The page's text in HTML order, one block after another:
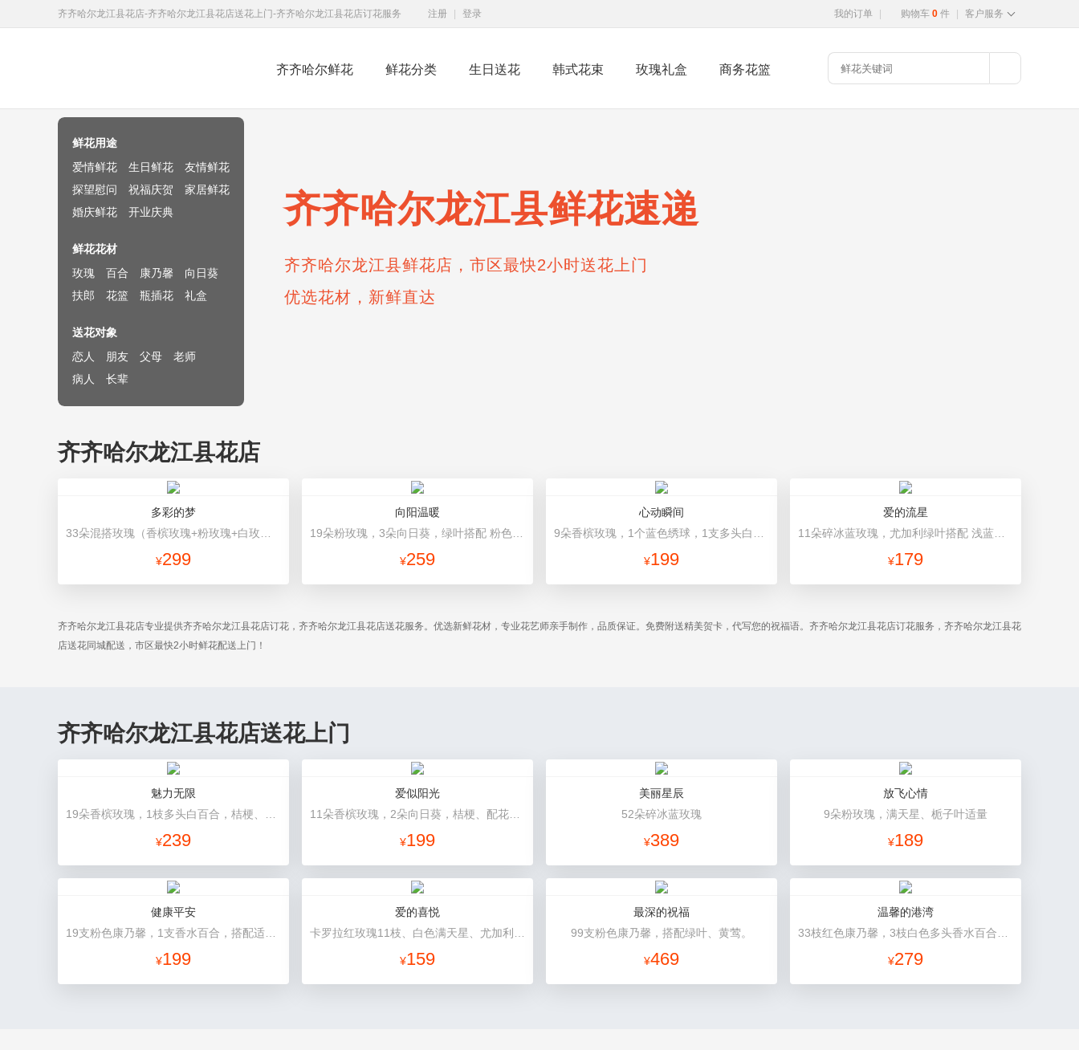
齐齐哈尔龙江县花店-齐齐哈尔龙江县花店送花上门-齐齐哈尔龙江县花店订花服务 注册 登录 我的订单 购物车 0 件 客户服务
齐齐哈尔鲜花 鲜花分类 生日送花 韩式花束 玫瑰礼盒 商务花篮
齐齐哈尔龙江县鲜花速递
齐齐哈尔龙江县鲜花店，市区最快2小时送花上门
优选花材，新鲜直达
鲜花用途
爱情鲜花
生日鲜花
友情鲜花
探望慰问
祝福庆贺
家居鲜花
婚庆鲜花
开业庆典
鲜花花材
玫瑰
百合 康乃馨
向日葵
扶郎
花篮 瓶插花 礼盒
送花对象
恋人
朋友 父母
老师
病人
长辈
齐齐哈尔龙江县花店
多彩的梦
¥299
向阳温暖
¥259
心动瞬间
¥199
爱的流星
¥179
齐齐哈尔龙江县花店专业提供齐齐哈尔龙江县花店订花，齐齐哈尔龙江县花店送花服务。优选新鲜花材，专业花艺师亲手制作，品质保证。免费附送精美贺卡，代写您的祝福语。齐齐哈尔龙江县花店订花服务，齐齐哈尔龙江县花
店送花同城配送，市区最快2小时鲜花配送上门！
齐齐哈尔龙江县花店送花上门
魅力无限
¥239
爱似阳光
¥199
美丽星辰
52朵碎冰蓝玫瑰
¥389
放飞心情
9朵粉玫瑰，满天星、栀子叶适量
¥189
健康平安
¥199
爱的喜悦
¥159
最深的祝福
99支粉色康乃馨，搭配绿叶、黄莺。
¥469
温馨的港湾
¥279